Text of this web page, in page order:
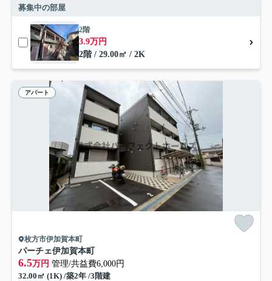
募集中の部屋
2階
3.9万円
2階 / 29.00㎡ / 2K
アパート
枚方市伊加賀本町
パーチェ伊加賀本町
6.5万円 管理/共益費6,000円
32.00㎡ (1K) /築2年 /3階建